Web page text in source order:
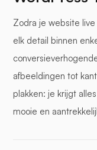
Zodra je website
elk detail binnen
afbeeldingen tot
plakken: je krijgt
mooie en